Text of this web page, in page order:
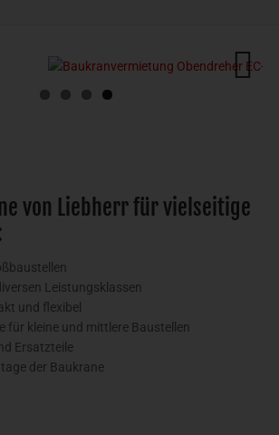
von Liebherr für vielseitige
Leistungsklassen
und flexibel
für kleine und mittlere Baustellen
Ersatzteile
der Baukrane